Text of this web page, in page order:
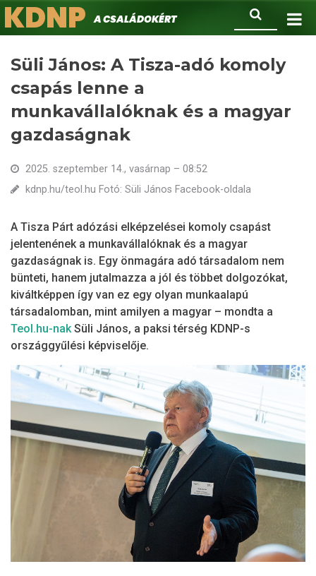
Ugrás
a
Keresés
KDNPA családokért.
Süli János: A Tisza-adó komoly
csapás lenne a
munkavállalóknak és a magyar
gazdaságnak
2025. szeptember 14., vasárnap – 08:52
kdnp.hu/teol.hu Fotó: Süli János Facebook-oldala
A Tisza Párt adózási elképzelései komoly csapást
jelentenének a munkavállalóknak és a magyar
gazdaságnak is. Egy önmagára adó társadalom nem
bünteti, hanem jutalmazza a jól és többet dolgozókat,
kiváltképpen így van ez egy olyan munkaalapú
társadalomban, mint amilyen a magyar – mondta a
Teol.hu-nakSüli János, a paksi térség KDNP-s
országgyűlési képviselője.